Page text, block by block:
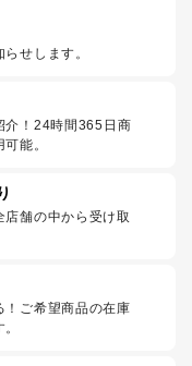
せします。
介！24時間365日商
能。
店舗の中から受け取
！ご希望商品の在庫